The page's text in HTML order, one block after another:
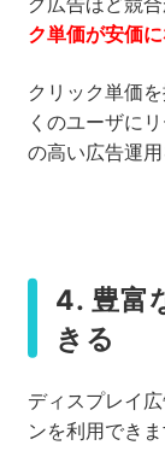
ク単価が安価
クリック単価
くのユーザに
の高い広告運用
4. 豊富
きる
ディスプレイ
ンを利用できま